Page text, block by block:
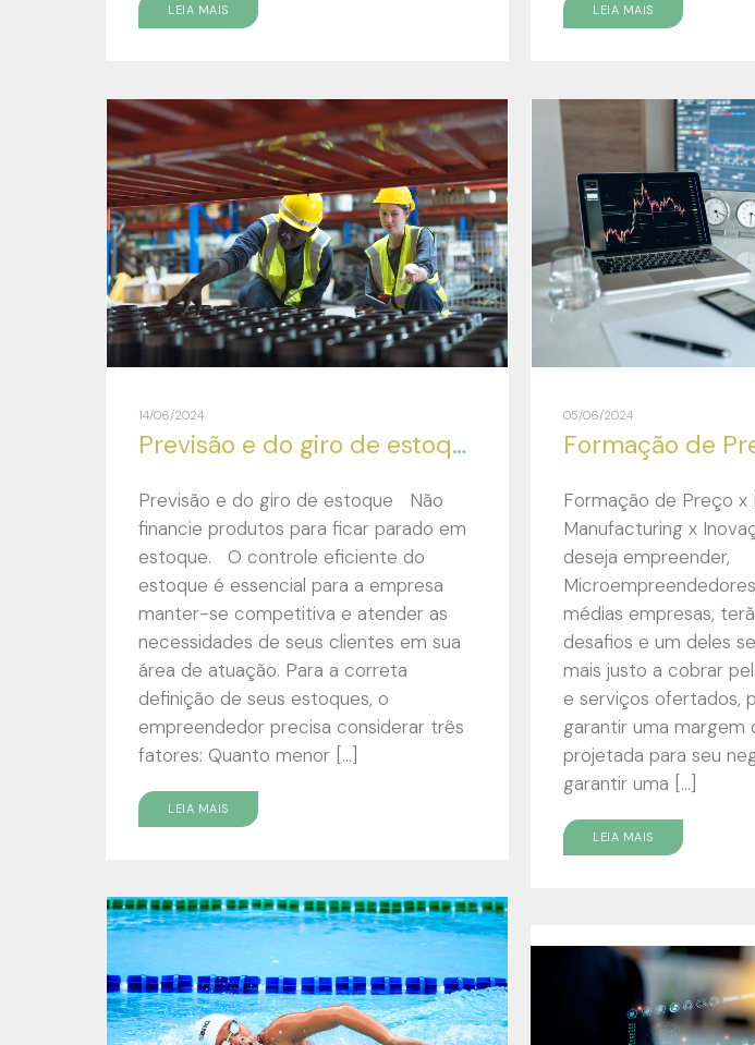
LEIA MAIS
LEIA MAIS
14/06/2024
Previsão e do giro de estoque
Previsão e do giro de estoque Não
financie produtos para ficar parado em
estoque. O controle eficiente do
estoque é essencial para a empresa
manter-se competitiva e atender as
necessidades de seus clientes em sua
área de atuação. Para a correta
definição de seus estoques, o
empreendedor precisa considerar três
fatores: Quanto menor […]
LEIA MAIS
05/06/2024
Formação de Preço x
Manufacturing x
deseja empreender,
médias empresas,
desafios e um deles
mais justo a cobrar
e serviços ofertados,
garantir uma margem
projetada para seu
garantir uma […]
LEIA MAIS